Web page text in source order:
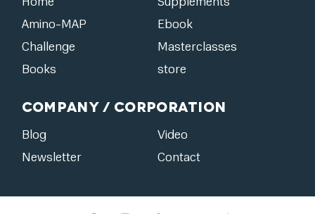
Amino-MAP
Ebook
Challenge
Masterclasses
Books
store
Company / Corporation
Blog
Video
Newsletter
Contact